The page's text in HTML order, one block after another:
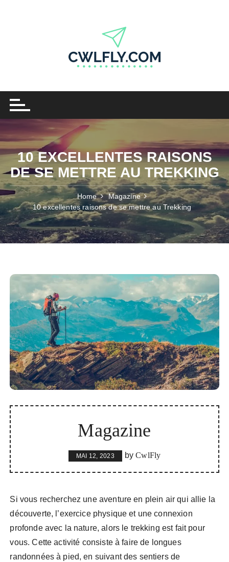
10 EXCELLENTES RAISONS
DE SE METTRE AU TREKKING
Home
Magazine
10 excellentes raisons de se mettre au Trekking
Magazine
MAI 12, 2023 byCwlFly
Si vous recherchez une aventure en plein air qui allie la
découverte, l’exercice physique et une connexion
profonde avec la nature, alors le trekking est fait pour
vous. Cette activité consiste à faire de longues
randonnées à pied, en suivant des sentiers de